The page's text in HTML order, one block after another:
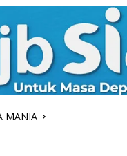
MANIA